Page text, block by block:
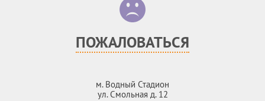
ПОЖАЛОВАТЬСЯ
м. Водный Стадион
ул. Смольная д. 12